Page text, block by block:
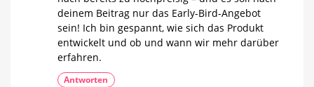
deinem Beitrag nur das Early-Bird-Angebot
sein! Ich bin gespannt, wie sich das Produkt
entwickelt und ob und wann wir mehr darüber
erfahren.
Antworten